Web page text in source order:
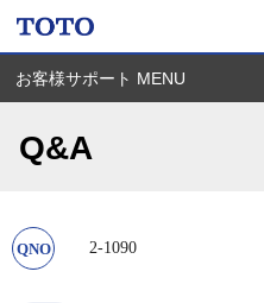
お客様サポート MENU
Q&A
2-1090